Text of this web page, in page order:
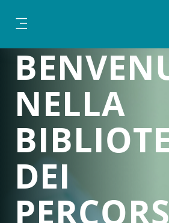
NELLA
DEI